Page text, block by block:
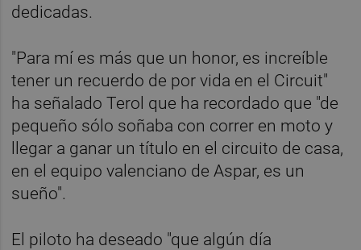
dedicadas.
"Para mí es más que un honor, es increíble
tener un recuerdo de por vida en el Circuit"
ha señalado Terol que ha recordado que "de
pequeño sólo soñaba con correr en moto y
llegar a ganar un título en el circuito de casa,
en el equipo valenciano de Aspar, es un
sueño".
El piloto ha deseado "que algún día